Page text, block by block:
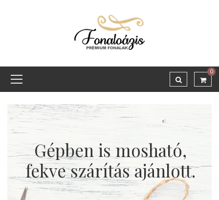
0
Gépben is mosható,
fekve szárítás ajánlott.